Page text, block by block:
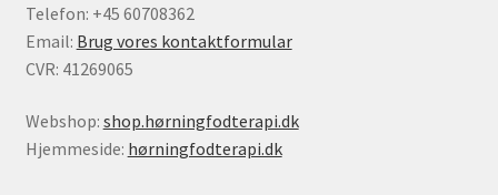
Telefon: +45 60708362
Email: Brug vores kontaktformular
CVR: 41269065
Webshop: shop.hørningfodterapi.dk
Hjemmeside: hørningfodterapi.dk